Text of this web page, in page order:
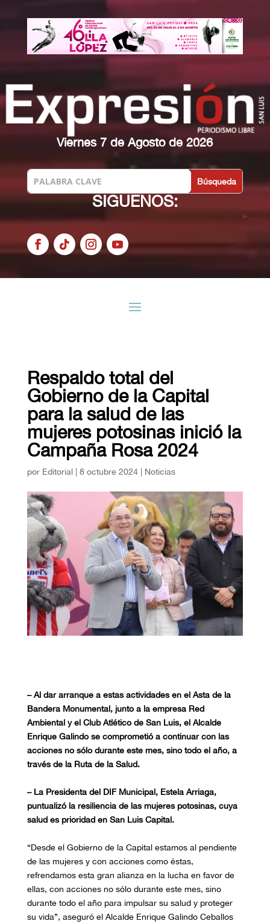
Viernes 7 de Agosto de 2026
SIGUENOS:
Respaldo total del
Gobierno de la Capital
para la salud de las
mujeres potosinas inició la
Campaña Rosa 2024
por Editorial| 8 octubre 2024| Noticias
–Al dar arranque a estas actividades en el Asta de la
Bandera Monumental, junto a la empresa Red
Ambiental y el Club Atlético de San Luis, el Alcalde
Enrique Galindo se comprometió a continuar con las
acciones no sólo durante este mes, sino todo el año, a
través de la Ruta de la Salud.
– La Presidenta del DIF Municipal, Estela Arriaga,
puntualizó la resiliencia de las mujeres potosinas, cuya
salud es prioridad en San Luis Capital.
“Desde el Gobierno de la Capital estamos al pendiente
de las mujeres y con acciones como éstas,
refrendamos esta gran alianza en la lucha en favor de
ellas, con acciones no sólo durante este mes, sino
durante todo el año para impulsar su salud y proteger
su vida”, aseguró el Alcalde Enrique Galindo Ceballos